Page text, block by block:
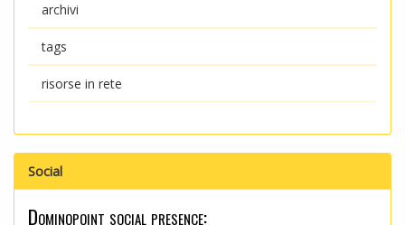
archivi
tags
risorse in rete
Social
Dominopoint social presence: